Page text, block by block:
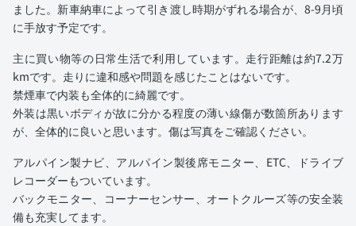
ました。新車納車によって引き渡し時期がずれる場合が、8-9月頃
に手放す予定です。
主に買い物等の日常生活で利用しています。走行距離は約7.2万
kmです。走りに違和感や問題を感じたことはないです。
禁煙車で内装も全体的に綺麗です。
外装は黒いボディが故に分かる程度の薄い線傷が数箇所あります
が、全体的に良いと思います。傷は写真をご確認ください。
アルパイン製ナビ、アルパイン製後席モニター、ETC、ドライブ
レコーダーもついています。
バックモニター、コーナーセンサー、オートクルーズ等の安全装
備も充実してます。